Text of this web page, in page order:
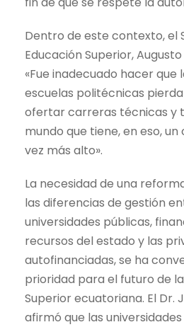
Dentro de este contexto, el
Educación Superior,
«Fue inadecuado hacer que
escuelas politécnicas
ofertar carreras técnicas y
mundo que tiene, en eso,
vez más alto».
La necesidad de una
las diferencias de gestión
universidades públicas,
recursos del estado y las
autofinanciadas, se ha
prioridad para el futuro de
Superior ecuatoriana. El Dr.
afirmó que las